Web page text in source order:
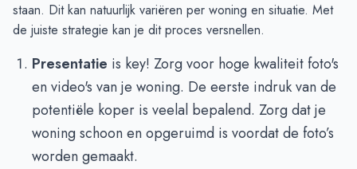
staan. Dit kan natuurlijk variëren per woning en situatie. Met
de juiste strategie kan je dit proces versnellen.
Presentatie is key! Zorg voor hoge kwaliteit foto's
en video's van je woning. De eerste indruk van de
potentiële koper is veelal bepalend. Zorg dat je
woning schoon en opgeruimd is voordat de foto’s
worden gemaakt.